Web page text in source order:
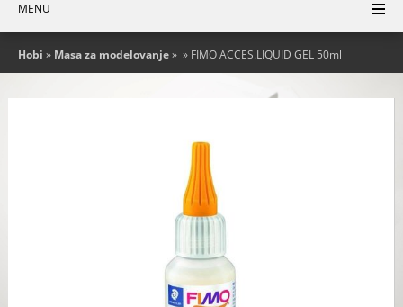
MENU
Hobi » Masa za modelovanje» » FIMO ACCES.LIQUID GEL 50ml